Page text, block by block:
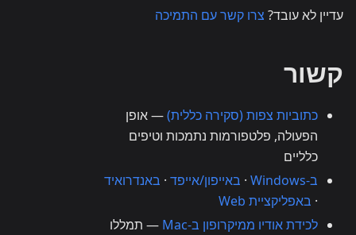
עדיין לא עובד? צרו קשר עם התמיכה
קשור
כתוביות צפות (סקירה כללית)— אופן
הפעולה, פלטפורמות נתמכות וטיפים
כלליים
ב-Windows
· באייפון/אייפד · באנדרואיד
· באפליקציית Web
לכידת אודיו ממיקרופון ב-Mac
— תמללו